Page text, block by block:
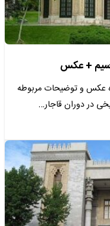
+ عکس
عکس و توضیحات مربوطه
در دوران قاجار…